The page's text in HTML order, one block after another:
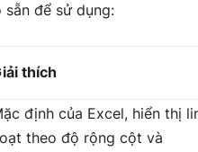
để sử dụng:
thích
định của Excel, hiển thị
theo độ rộng cột và